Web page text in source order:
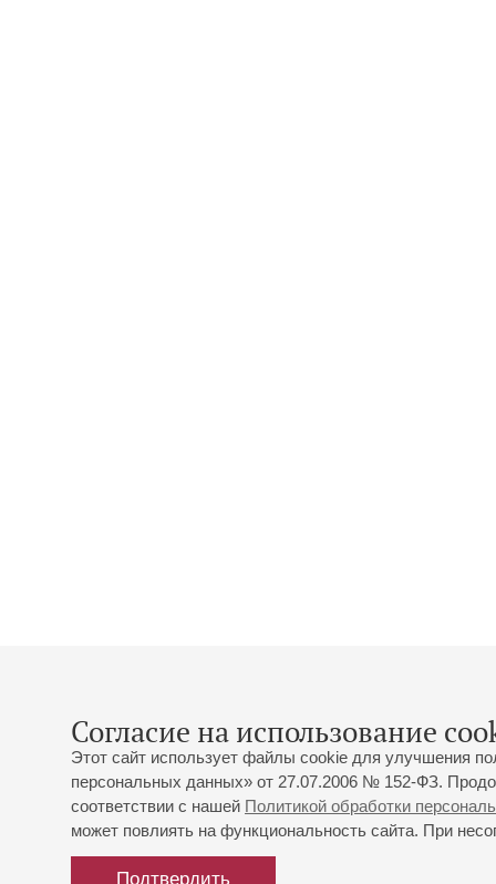
Согласие на использование
Этот сайт использует файлы cookie для улучшения
персональных данных» от 27.07.2006 № 152-ФЗ.
соответствии с нашей Политикой обработки
может повлиять на функциональность сайта. При
Подтвердить